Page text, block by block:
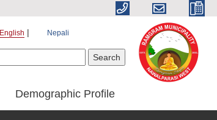
English Nepali
Demographic Profile